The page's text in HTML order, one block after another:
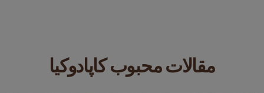
مقالات محبوب کاپادوکیا